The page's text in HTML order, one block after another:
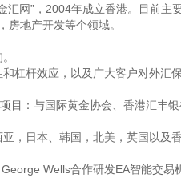
网”，2004年成立香港。目前主
地产开发等个领域。
杠杆效应，以及广大客户对外汇
：与国际黄金协会、香港汇丰
，日本、韩国，北美，英国以及
Wells合作研发EA智能交易